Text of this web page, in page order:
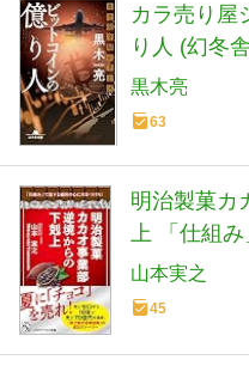
カラ売り屋
り人 (幻冬
黒木亮
63
明治製菓カ
上 「仕組
つけろ！
山本実之
45